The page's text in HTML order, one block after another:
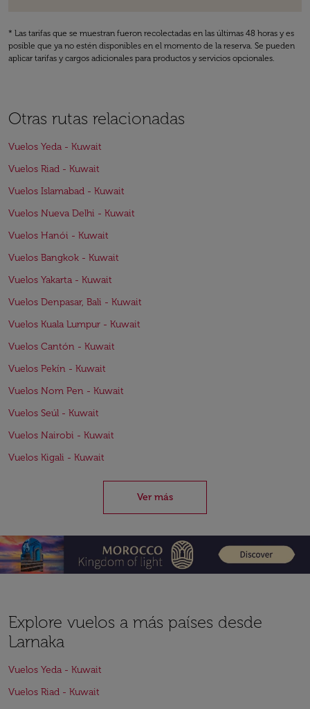
* Las tarifas que se muestran fueron recolectadas en las últimas 48 horas y es
posible que ya no estén disponibles en el momento de la reserva. Se pueden
aplicar tarifas y cargos adicionales para productos y servicios opcionales.
Otras rutas relacionadas
Vuelos Yeda - Kuwait
Vuelos Riad - Kuwait
Vuelos Islamabad - Kuwait
Vuelos Nueva Delhi - Kuwait
Vuelos Hanói - Kuwait
Vuelos Bangkok - Kuwait
Vuelos Yakarta - Kuwait
Vuelos Denpasar, Bali - Kuwait
Vuelos Kuala Lumpur - Kuwait
Vuelos Cantón - Kuwait
Vuelos Pekín - Kuwait
Vuelos Nom Pen - Kuwait
Vuelos Seúl - Kuwait
Vuelos Nairobi - Kuwait
Vuelos Kigali - Kuwait
Ver más
Explore vuelos a más países desde
Larnaka
Vuelos Yeda - Kuwait
Vuelos Riad - Kuwait